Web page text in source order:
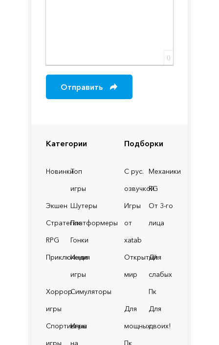
Категории
НовинкиТоп
игры
Экшен Шутеры
СтратегииПлатформеры
RPG
Гонки
Приключения
Инди
игры
Хоррор
игры
Симуляторы
Спортивные
игры
Игры
на
Подборки
С рус.
озвучкой
Механики
RG
Игры
от
xatab
От 3-го
лица
Открытый
мир
Для
слабых
Пк
Для
мощных
Пк
Для
двоих!
0
Отправить